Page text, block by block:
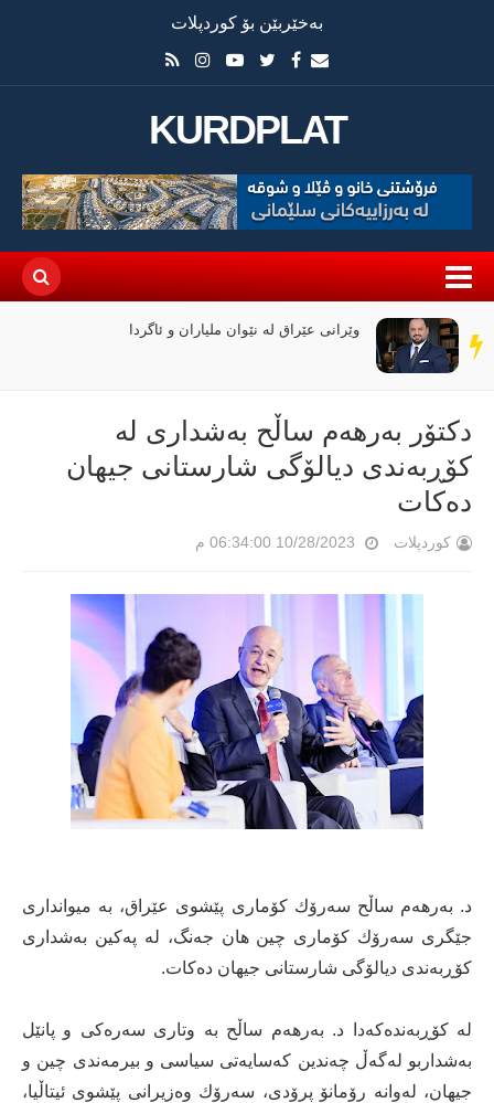
بەخێربێن بۆ کوردپلات
KURDPLAT
سەر
دێڕ
وێرانی عێراق لە نێوان ملیاران و ئاگردا
دکتۆر به‌رهه‌م ساڵح به‌شداری له‌
كۆڕبه‌ندی دیالۆگی شارستانی جیهان
ده‌كات
کوردپلات 10/28/2023 06:34:00 م
د. به‌رهه‌م ساڵح سه‌رۆك كۆماری پێشوی عێراق، به‌ میوانداری
جێگری سه‌رۆك كۆماری چین هان جه‌نگ، له‌ په‌كین به‌شداری
كۆڕبه‌ندی دیالۆگی شارستانی جیهان ده‌كات.
له‌ كۆڕبه‌نده‌كه‌دا د. به‌رهه‌م ساڵح به‌ وتاری سه‌ره‌كی و پانێل
به‌شداربو له‌گه‌ڵ چه‌ندین كه‌سایه‌تی سیاسی و بیرمه‌ندی چین و
جیهان، له‌وانه‌ رۆمانۆ پرۆدی، سه‌رۆك وه‌زیرانی پێشوی ئیتاڵیا،